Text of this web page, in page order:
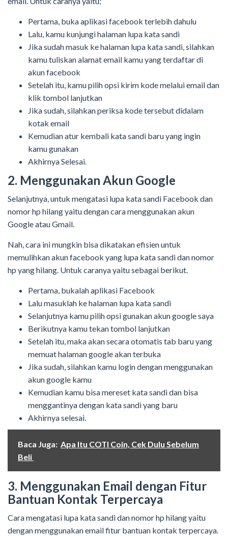
Pertama, buka aplikasi facebook terlebih dahulu
Lalu, kamu kunjungi halaman lupa kata sandi
Jika sudah masuk ke halaman lupa kata sandi, silahkan
kamu tuliskan alamat email kamu yang terdaftar di
akun facebook
Setelah itu, kamu pilih opsi kirim kode melalui email dan
klik tombol lanjutkan
Jika sudah, silahkan periksa kode tersebut didalam
kotak email
Kemudian atur kembali kata sandi baru yang ingin
kamu gunakan
Akhirnya Selesai.
2. Menggunakan Akun Google
Selanjutnya, untuk mengatasi lupa kata sandi Facebook dan
nomor hp hilang yaitu dengan cara menggunakan akun
Google atau Gmail.
Nah, cara ini mungkin bisa dikatakan efisien untuk
memulihkan akun facebook yang lupa kata sandi dan nomor
hp yang hilang. Untuk caranya yaitu sebagai berikut.
Pertama, bukalah aplikasi Facebook
Lalu masuklah ke halaman lupa kata sandi
Selanjutnya kamu pilih opsi gunakan akun google saya
Berikutnya kamu tekan tombol lanjutkan
Setelah itu, maka akan secara otomatis tab baru yang
memuat halaman google akan terbuka
Jika sudah, silahkan kamu login dengan menggunakan
akun google kamu
Kemudian kamu bisa mereset kata sandi dan bisa
menggantinya dengan kata sandi yang baru
Akhirnya selesai.
Baca Juga: Apa Itu COTI Coin, Cek Dulu Sebelum
Beli
3. Menggunakan Email dengan Fitur
Bantuan Kontak Terpercaya
Cara mengatasi lupa kata sandi dan nomor hp hilang yaitu
dengan menggunakan email fitur bantuan kontak terpercaya.